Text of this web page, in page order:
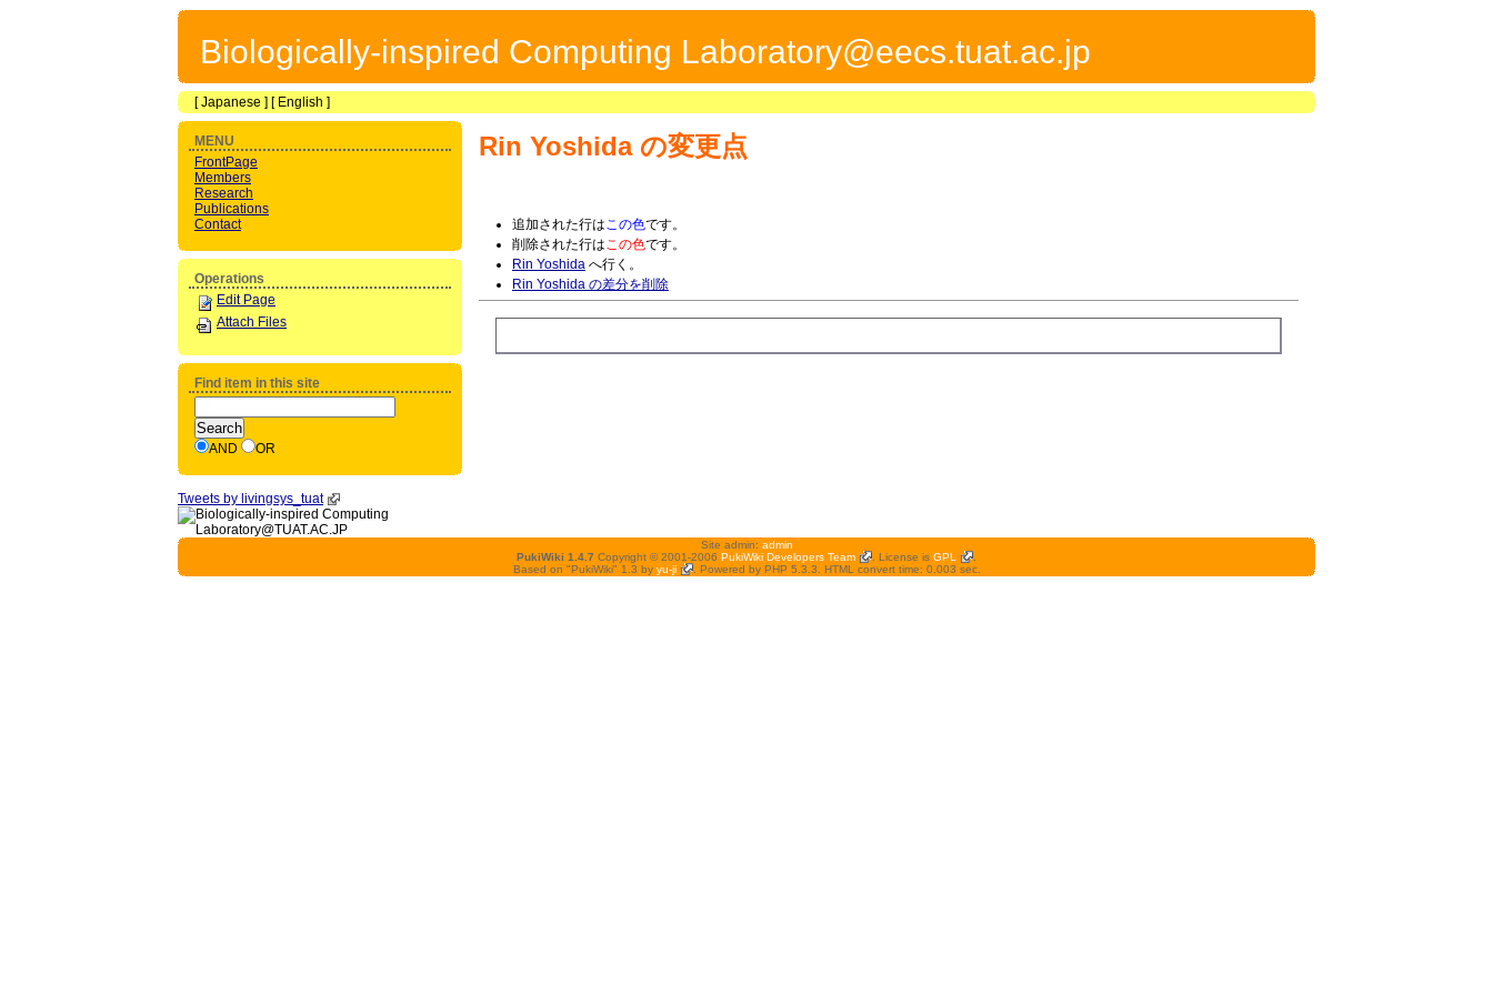
Biologically-inspired Computing Laboratory@eecs.tuat.ac.jp
[Japanese ] [ English ]
Rin Yoshidaの変更点
追加された行はこの色です。
削除された行はこの色です。
Rin Yoshida へ行く。
Rin Yoshida の差分を削除
MENU
FrontPage
Members
Research
Publications
Contact
Operations
Edit Page
Attach Files
Find item in this site
AND OR
Tweets by livingsys_tuat
Site admin: admin
PukiWiki 1.4.7 Copyright © 2001-2006 PukiWiki Developers Team . License is GPL
Based on "PukiWiki" 1.3 by yu-ji . Powered by PHP 5.3.3. HTML convert time: 0.003 sec.